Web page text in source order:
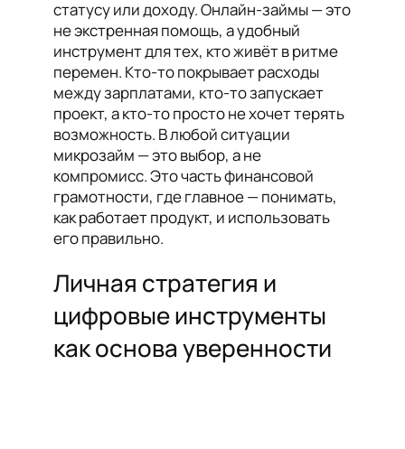
статусу или доходу. Онлайн-займы — это
не экстренная помощь, а удобный
инструмент для тех, кто живёт в ритме
перемен. Кто-то покрывает расходы
между зарплатами, кто-то запускает
проект, а кто-то просто не хочет терять
возможность. В любой ситуации
микрозайм — это выбор, а не
компромисс. Это часть финансовой
грамотности, где главное — понимать,
как работает продукт, и использовать
его правильно.
Личная стратегия и
цифровые инструменты
как основа уверенности